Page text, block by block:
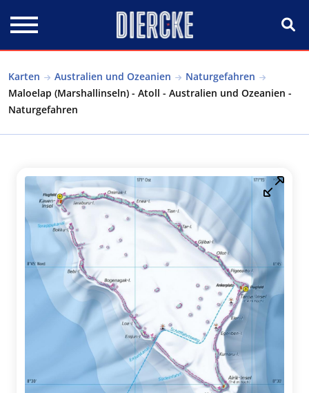
Karten Australien und Ozeanien
Naturgefahren
Maloelap (Marshallinseln) - Atoll - Australien und Ozeanien -
Naturgefahren